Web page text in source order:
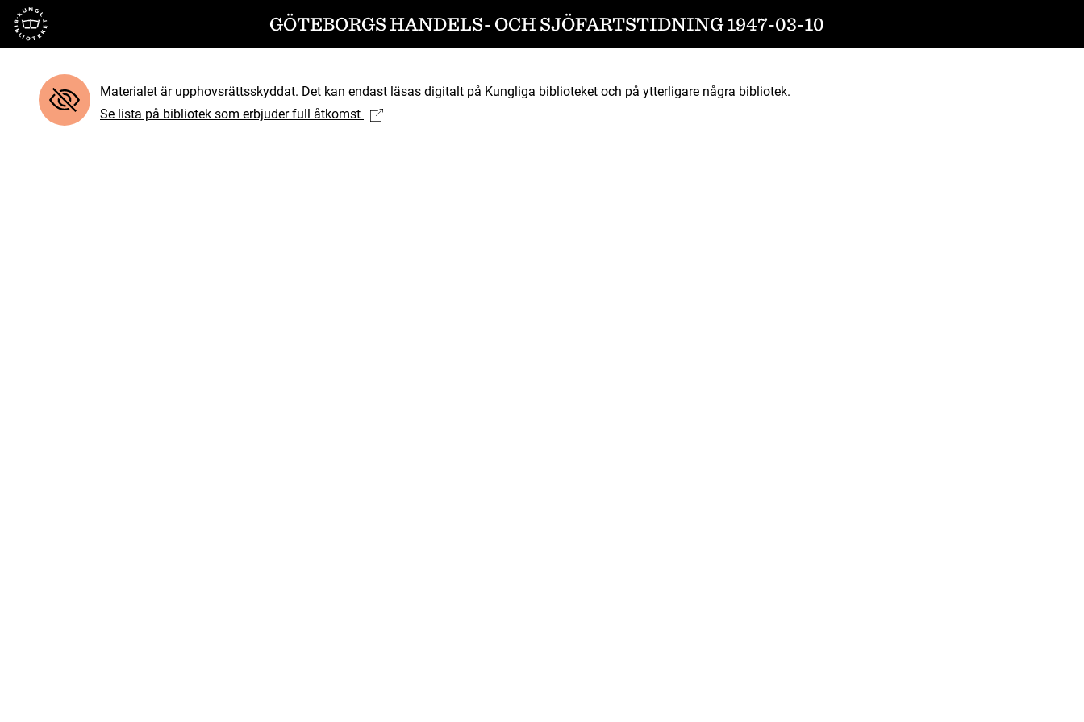
Till startsidan GÖTEBORGS HANDELS- OCH SJÖFARTSTIDNING 1947-03-10
Materialet är upphovsrättsskyddat. Det kan endast läsas digitalt på Kungliga biblioteket och på ytterligare några bibliotek.
Se lista på bibliotek som erbjuder full åtkomst